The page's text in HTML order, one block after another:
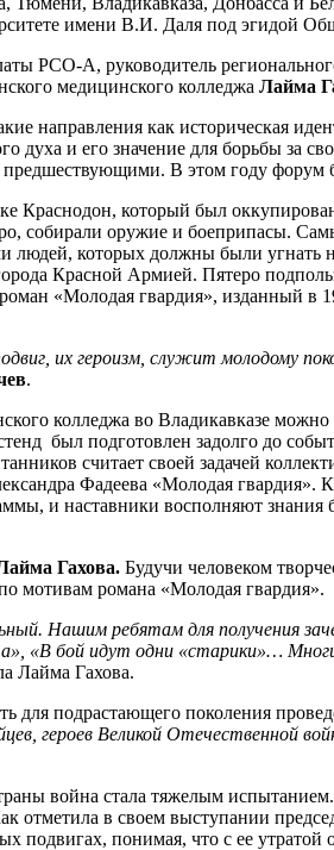
имени В.И. Даля под эгидой
РСО-А, руководитель
медицинского колледжа Лайма
направления как историческая
духа и его значение для борьбы за
предшествующими. В этом году
Краснодон, который был
собирали оружие и боеприпасы.
которых должны были угнать
Красной Армией. Пятеро
«Молодая гвардия», изданный
их героизм, служит молодому
.
колледжа во Владикавказе
был подготовлен задолго до
считает своей задачей
Фадеева «Молодая гвардия».
и наставники восполняют
Гахова. Будучи человеком
мотивам романа «Молодая гвардия».
Нашим ребятам для получения
«В бой идут одни «старики»…
Лайма Гахова.
для подрастающего поколения
героев Великой Отечественной
война стала тяжелым
отметила в своем выступании
понимая, что с ее утратой